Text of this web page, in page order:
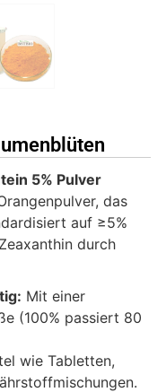
5% Pulver
das
auf ≥5%
durch
Mit einer
(100% passiert 80
wie Tabletten,